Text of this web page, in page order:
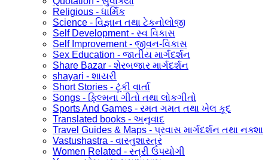
Religious - ધાર્મિક
Science - વિજ્ઞાન તથા ટેકનોલોજી
Self Development - સ્વ વિકાસ
Self Improvement - જીવન-વિકાસ
Sex Education - જાતીય માર્ગદર્શન
Share Bazar - શેરબજાર માર્ગદર્શન
shayari - શાયરી
Short Stories - ટૂંકી વાર્તા
Songs - ફિલ્મના ગીતો તથા લોકગીતો
Sports And Games - રમત ગમત તથા ખેલ કૂદ
Translated books - અનુવાદ
Travel Guides & Maps - પ્રવાસ માર્ગદર્શન તથા નક્શા
Vastushastra - વાસ્તુશાસ્ત્ર
Women Related - સ્ત્રી ઉપયોગી